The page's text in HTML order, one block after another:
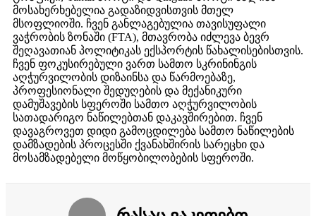
მოსახერხებელია გადაზიდვისთვის მთელ
მსოფლიოში. ჩვენ განლაგებულია თავისუფალი
ვაჭრობის ზონაში (FTA), მთავრობა იძლევა ბევრ
შეღავათიან პოლიტიკას ექსპორტის წახალისებისთვის.
ჩვენ ფოკუსირებული ვართ სამთო სკრინინგის
აღჭურვილობის დიზაინსა და წარმოებაზე,
პროფესიონალი შედუღების და მექანიკური
დამუშავების სფეროში სამთო აღჭურვილობის
სათადარიგო ნაწილებთან დაკავშირებით. ჩვენ
დავაგროვეთ დიდი გამოცდილება სამთო ნაწილების
დამზადების პროცესში ქვანახშირის სარეცხი და
მოსამზადებელი მოწყობილობების სფეროში.